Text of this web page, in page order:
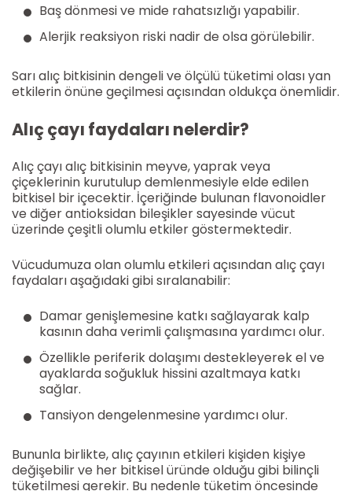
Baş dönmesi ve mide rahatsızlığı yapabilir.
Alerjik reaksiyon riski nadir de olsa görülebilir.
Sarı alıç bitkisinin dengeli ve ölçülü tüketimi olası yan
etkilerin önüne geçilmesi açısından oldukça önemlidir.
Alıç çayı faydaları nelerdir?
Alıç çayı alıç bitkisinin meyve, yaprak veya
çiçeklerinin kurutulup demlenmesiyle elde edilen
bitkisel bir içecektir. İçeriğinde bulunan flavonoidler
ve diğer antioksidan bileşikler sayesinde vücut
üzerinde çeşitli olumlu etkiler göstermektedir.
Vücudumuza olan olumlu etkileri açısından alıç çayı
faydaları aşağıdaki gibi sıralanabilir:
Damar genişlemesine katkı sağlayarak kalp
kasının daha verimli çalışmasına yardımcı olur.
Özellikle periferik dolaşımı destekleyerek el ve
ayaklarda soğukluk hissini azaltmaya katkı
sağlar.
Tansiyon dengelenmesine yardımcı olur.
Bununla birlikte, alıç çayının etkileri kişiden kişiye
değişebilir ve her bitkisel üründe olduğu gibi bilinçli
tüketilmesi gerekir. Bu nedenle tüketim öncesinde